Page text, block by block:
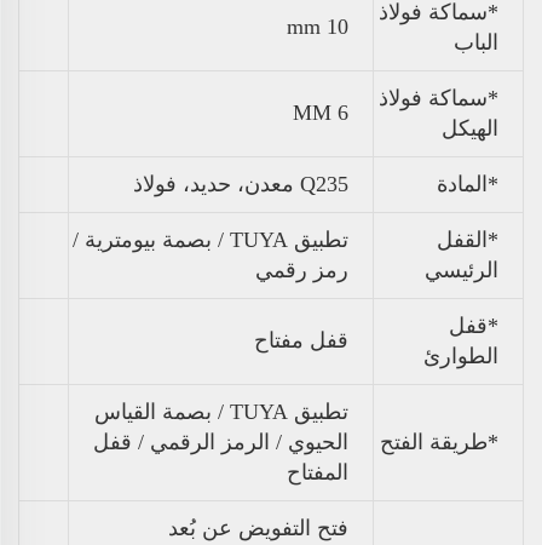
*سماكة فولاذ
الباب
10 mm
*سماكة فولاذ
الهيكل
6 MM
*المادة Q235 معدن، حديد، فولاذ
*القفل
الرئيسي
تطبيق TUYA / بصمة بيومترية /
رمز رقمي
*قفل
الطوارئ
قفل مفتاح
*طريقة الفتح
تطبيق TUYA / بصمة القياس
الحيوي / الرمز الرقمي / قفل
المفتاح
فتح التفويض عن بُعد